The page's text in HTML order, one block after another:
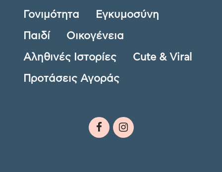
Γονιμότητα Εγκυμοσύνη
Παιδί Οικογένεια
Αληθινές Ιστορίες Cute & Viral
Προτάσεις Αγοράς